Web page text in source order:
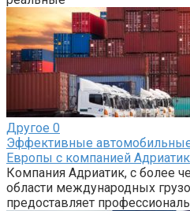
Другое 0
Эффективные
Европы с компанией Адриатик
Компания Адриатик, с более
области международных
предоставляет